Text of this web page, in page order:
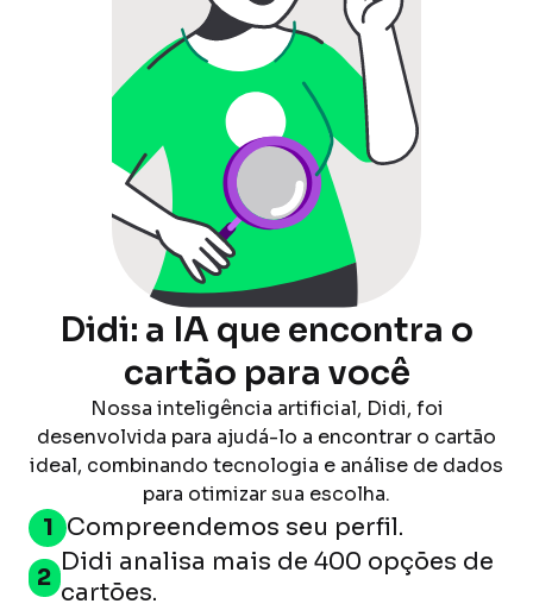
Didi: a IA que encontra o
cartão para você
Nossa inteligência artificial, Didi, foi
desenvolvida para ajudá-lo a encontrar o cartão
ideal, combinando tecnologia e análise de dados
para otimizar sua escolha.
1 Compreendemos seu perfil.
2
Didi analisa mais de 400 opções de
cartões.